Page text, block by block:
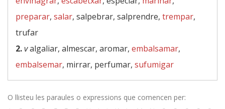
preparar, salar, salpebrar, salprendre, trempar,
trufar
2.valgaliar, almescar, aromar, embalsamar,
embalsemar, mirrar, perfumar, sufumigar
O llisteu les paraules o expressions que comencen per: